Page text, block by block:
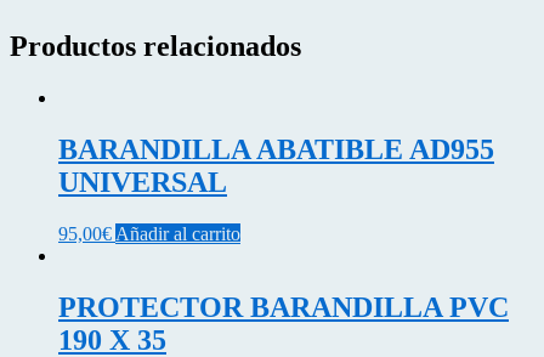
Productos relacionados
BARANDILLA ABATIBLE AD955
UNIVERSAL
95,00€ Añadir al carrito
PROTECTOR BARANDILLA PVC
190 X 35